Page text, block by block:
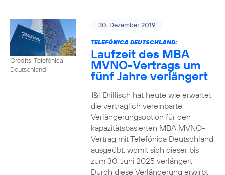
Credits: Telefónica
Deutschland
30. Dezember 2019
TELEFÓNICA DEUTSCHLAND:
Laufzeit des MBA
MVNO-Vertrags um
fünf Jahre verlängert
1&1 Drillisch hat heute wie erwartet
die vertraglich vereinbarte
Verlängerungsoption für den
kapazitätsbasierten MBA MVNO-
Vertrag mit Telefónica Deutschland
ausgeübt, womit sich dieser bis
zum 30. Juni 2025 verlängert.
Durch diese Verlängerung erwirbt